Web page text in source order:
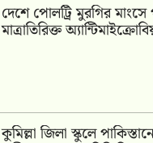
দেশে পোলট্রি মুরগির
মাত্রাতিরিক্ত
কুমিল্লা জিলা স্কুলে